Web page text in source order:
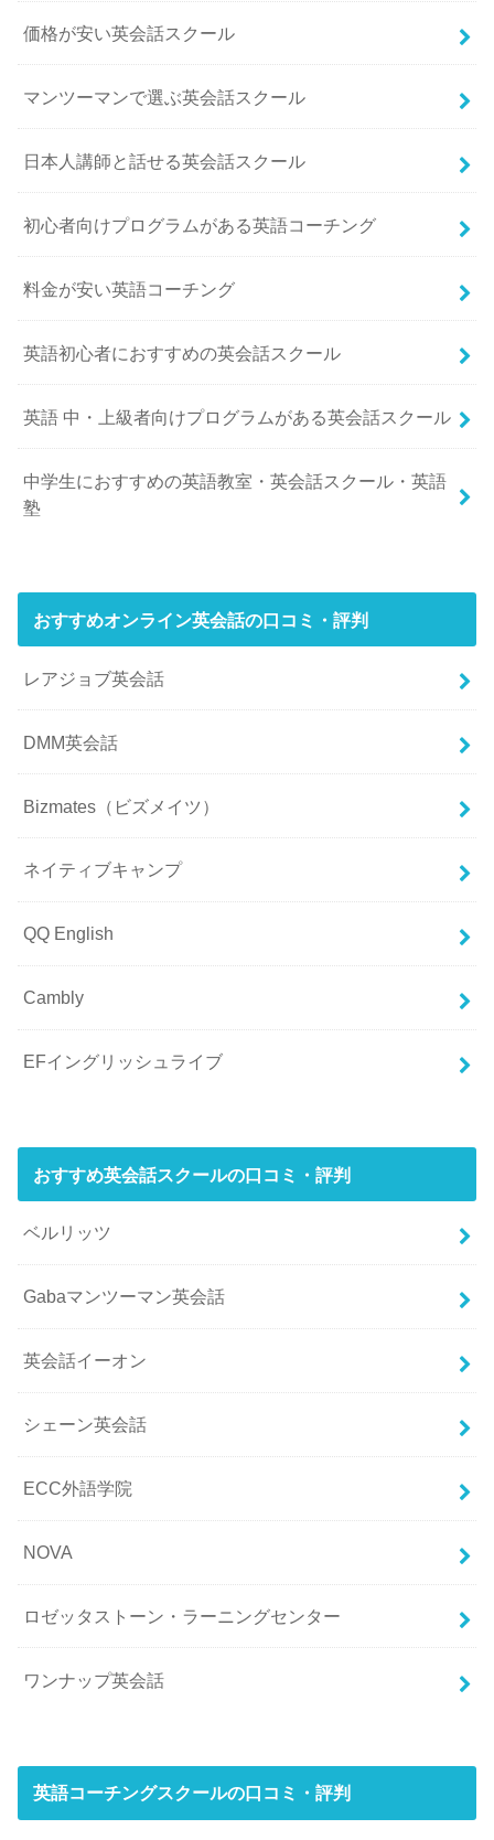
価格が安い英会話スクール
マンツーマンで選ぶ英会話スクール
日本人講師と話せる英会話スクール
初心者向けプログラムがある英語コーチング
料金が安い英語コーチング
英語初心者におすすめの英会話スクール
英語 中・上級者向けプログラムがある英会話スクール
中学生におすすめの英語教室・英会話スクール・英語
塾
おすすめオンライン英会話の口コミ・評判
レアジョブ英会話
DMM英会話
Bizmates（ビズメイツ）
ネイティブキャンプ
QQ English
Cambly
EFイングリッシュライブ
おすすめ英会話スクールの口コミ・評判
ベルリッツ
Gabaマンツーマン英会話
英会話イーオン
シェーン英会話
ECC外語学院
NOVA
ロゼッタストーン・ラーニングセンター
ワンナップ英会話
英語コーチングスクールの口コミ・評判